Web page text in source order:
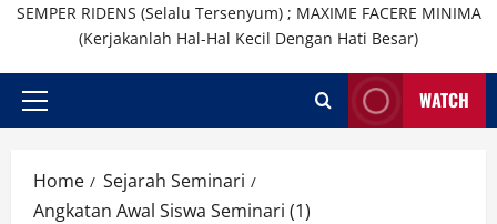
SEMPER RIDENS (Selalu Tersenyum) ; MAXIME FACERE MINIMA
(Kerjakanlah Hal-Hal Kecil Dengan Hati Besar)
Primary
WATCH
Home
Sejarah Seminari
Angkatan Awal Siswa Seminari (1)